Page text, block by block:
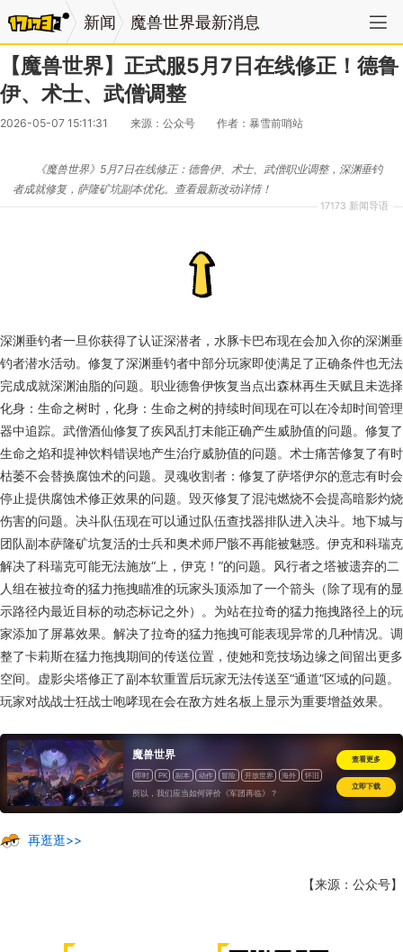
新闻 魔兽世界最新消息
【魔兽世界】正式服5月7日在线修正！德鲁
伊、术士、武僧调整
2026-05-07 15:11:31 来源：公众号 作者：暴雪前哨站
17173 新闻导语
《魔兽世界》5月7日在线修正：德鲁伊、术士、武僧职业调整，深渊垂钓
者成就修复，萨隆矿坑副本优化。查看最新改动详情！
深渊垂钓者一旦你获得了认证深潜者，水豚卡巴布现在会加入你的深渊垂
钓者潜水活动。修复了深渊垂钓者中部分玩家即使满足了正确条件也无法
完成成就深渊油脂的问题。职业德鲁伊恢复当点出森林再生天赋且未选择
化身：生命之树时，化身：生命之树的持续时间现在可以在冷却时间管理
器中追踪。武僧酒仙修复了疾风乱打未能正确产生威胁值的问题。修复了
生命之焰和提神饮料错误地产生治疗威胁值的问题。术士痛苦修复了有时
枯萎不会替换腐蚀术的问题。灵魂收割者：修复了萨塔伊尔的意志有时会
停止提供腐蚀术修正效果的问题。毁灭修复了混沌燃烧不会提高暗影灼烧
伤害的问题。决斗队伍现在可以通过队伍查找器排队进入决斗。地下城与
团队副本萨隆矿坑复活的士兵和奥术师尸骸不再能被魅惑。伊克和科瑞克
解决了科瑞克可能无法施放“上，伊克！”的问题。风行者之塔被遗弃的二
人组在被拉奇的猛力拖拽瞄准的玩家头顶添加了一个箭头（除了现有的显
示路径内最近目标的动态标记之外）。为站在拉奇的猛力拖拽路径上的玩
家添加了屏幕效果。解决了拉奇的猛力拖拽可能表现异常的几种情况。调
整了卡莉斯在猛力拖拽期间的传送位置，使她和竞技场边缘之间留出更多
空间。虚影尖塔修正了副本软重置后玩家无法传送至“通道”区域的问题。
玩家对战战士狂战士咆哮现在会在敌方姓名板上显示为重要增益效果。
魔兽世界
即时 PK 副本 动作 冒险 开放世界 海外 怀旧
所以，我们应当如何评价《军团再临》？
查看更多
立即下载
再逛逛>>
【来源：公众号】